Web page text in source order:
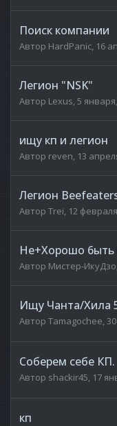
Поиск компании
Автор HardPanic, 16
Легион "NSK"
Автор Lexus,5
ищу кп и легион
Автор reven, 13
Легион
Автор Trei, 12
Не+Хорошо
Автор Мистер-ИкуДзо
Ищу Чанта/Хила
Автор Tamagochee,
Соберем себе КП.
Автор shackir45, 17
кп